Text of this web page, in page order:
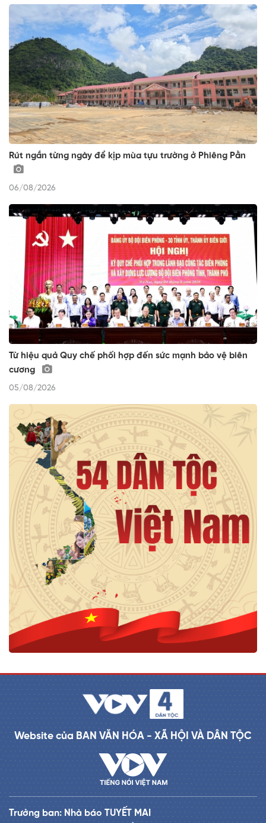
Rút ngắn từng ngày để kịp mùa tựu trường ở Phiêng Pằn
06/08/2026
Từ hiệu quả Quy chế phối hợp đến sức mạnh bảo vệ biên
cương
05/08/2026
Website của BAN VĂN HÓA - XÃ HỘI VÀ DÂN TỘC
Trưởng ban: Nhà báo TUYẾT MAI